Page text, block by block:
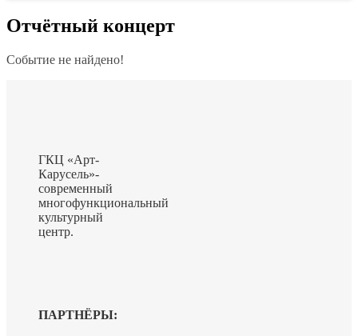
Отчётный концерт
Событие не найдено!
ГКЦ «Арт-
Карусель»-
современный
многофункциональный
культурный
центр.
ПАРТНЁРЫ: